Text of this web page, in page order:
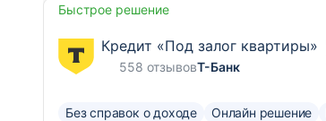
Быстрое решение
Кредит «Под залог квартиры»
558 отзывовТ-Банк
Без справок о доходе Онлайн решение